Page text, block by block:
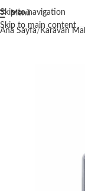
Skip to navigation
Skip to main content
Menü
Ana Sayfa Karavan